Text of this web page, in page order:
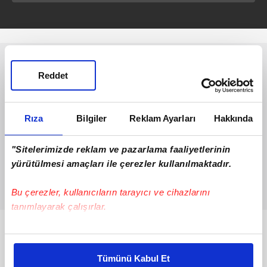
Rıza Bilgiler Reklam Ayarları Hakkında
"Sitelerimizde reklam ve pazarlama faaliyetlerinin
yürütülmesi amaçları ile çerezler kullanılmaktadır.
Bu çerezler, kullanıcıların tarayıcı ve cihazlarını
tanımlayarak çalışırlar.
Bu çerezlere izin vermeniz halinde sizlere özel
daha iyi reklam deneyimi yaşatabiliriz. Bunu yaparken
Tümünü Kabul Et
Reddet
Bunlar da Var